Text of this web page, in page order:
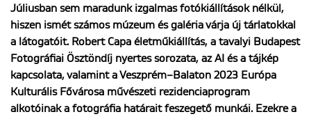
Esszé
Blog
Rólunk
Júliusban sem maradunk izgalmas fotókiállítások nélkül,
hiszen ismét számos múzeum és galéria várja új tárlatokkal
a látogatóit. Robert Capa életműkiállítás, a tavalyi Budapest
Fotográfiai Ösztöndíj nyertes sorozata, az AI és a tájkép
kapcsolata, valamint a Veszprém–Balaton 2023 Európa
Kulturális Fővárosa művészeti rezidenciaprogram
alkotóinak a fotográfia határait feszegető munkái. Ezekre a